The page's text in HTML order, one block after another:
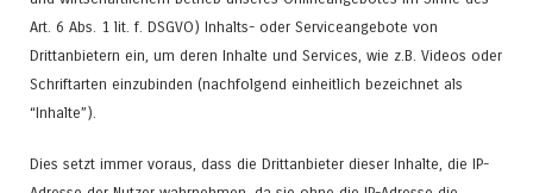
Art. 6 Abs. 1 lit. f. DSGVO) Inhalts- oder Serviceangebote von
Drittanbietern ein, um deren Inhalte und Services, wie z.B. Videos oder
Schriftarten einzubinden (nachfolgend einheitlich bezeichnet als
“Inhalte”).
Dies setzt immer voraus, dass die Drittanbieter dieser Inhalte, die IP-